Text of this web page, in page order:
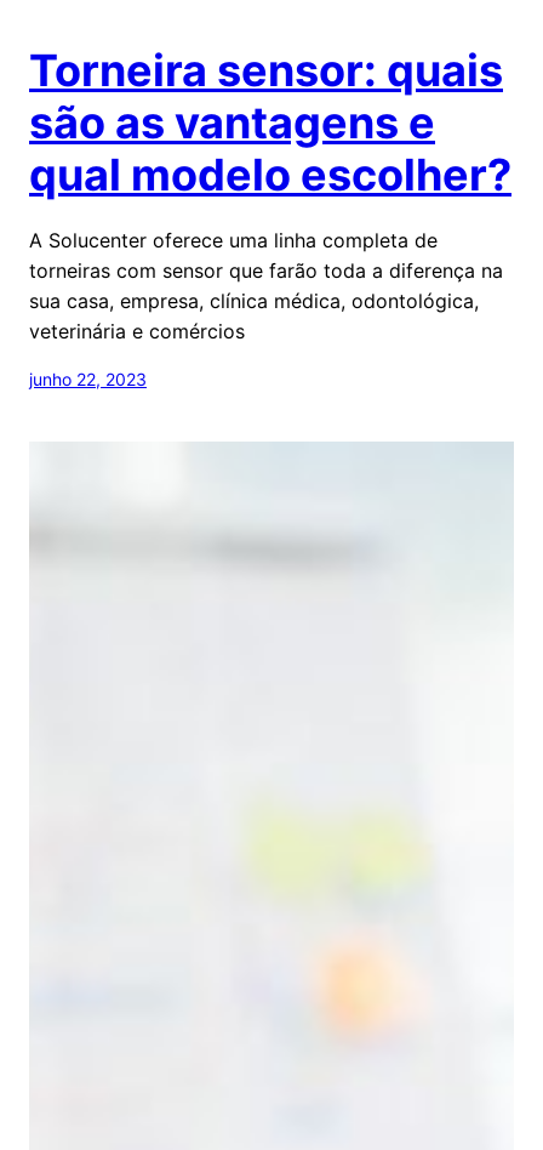
Torneira sensor: quais
são as vantagens e
qual modelo escolher?
A Solucenter oferece uma linha completa de
torneiras com sensor que farão toda a diferença na
sua casa, empresa, clínica médica, odontológica,
veterinária e comércios
junho 22, 2023